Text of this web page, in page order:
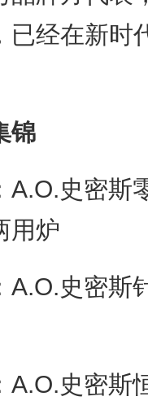
已经在新时
锦
史密斯
用炉
史密斯
史密斯